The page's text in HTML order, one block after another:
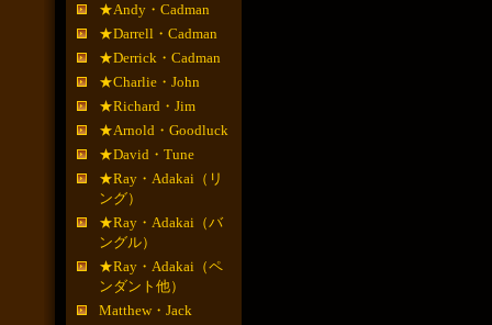
★Andy・Cadman
★Darrell・Cadman
★Derrick・Cadman
★Charlie・John
★Richard・Jim
★Arnold・Goodluck
★David・Tune
★Ray・Adakai（リ
ング）
★Ray・Adakai（バ
ングル）
★Ray・Adakai（ペ
ンダント他）
Matthew・Jack